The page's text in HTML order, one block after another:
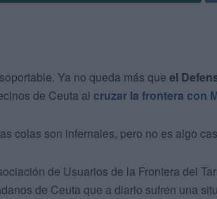
Ya no queda más que el
de Ceuta al cruzar la frontera con
colas son infernales, pero no es algo
de Usuarios de la Frontera del
de Ceuta que a diario sufren una